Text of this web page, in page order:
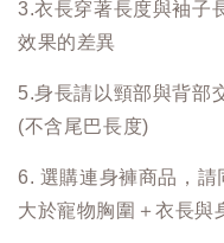
3.衣長穿著長度與袖子
效果的差異
5.身長請以頸部與背部
(不含尾巴長度)
6. 選購連身褲商品，
大於寵物胸圍＋衣長與